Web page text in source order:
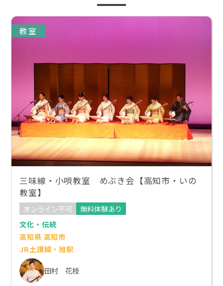
教室
三味線・小唄教室 めぶき会【高知市・いの
教室】
オンライン不可
無料体験あり
文化・伝統
高知県 高知市
JR土讃線・旭駅
田村 花枝